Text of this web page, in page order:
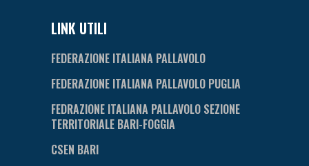
LINK UTILI
FEDERAZIONE ITALIANA PALLAVOLO
FEDERAZIONE ITALIANA PALLAVOLO PUGLIA
FEDRAZIONE ITALIANA PALLAVOLO SEZIONE
TERRITORIALE BARI-FOGGIA
CSEN BARI